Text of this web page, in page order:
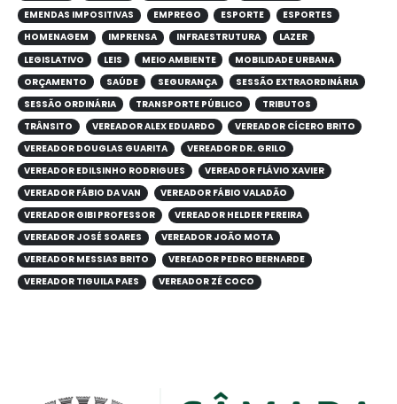
EMENDAS IMPOSITIVAS
EMPREGO ESPORTE
ESPORTES
HOMENAGEM
IMPRENSA INFRAESTRUTURA
LAZER
LEGISLATIVO
LEIS MEIO AMBIENTE
MOBILIDADE URBANA
ORÇAMENTO
SAÚDE SEGURANÇA
SESSÃO EXTRAORDINÁRIA
SESSÃO ORDINÁRIA
TRANSPORTE PÚBLICO
TRIBUTOS
TRÂNSITO
VEREADOR ALEX EDUARDO
VEREADOR CÍCERO BRITO
VEREADOR DOUGLAS GUARITA
VEREADOR DR. GRILO
VEREADOR EDILSINHO RODRIGUES
VEREADOR FLÁVIO XAVIER
VEREADOR FÁBIO DA VAN
VEREADOR FÁBIO VALADÃO
VEREADOR GIBI PROFESSOR
VEREADOR HELDER PEREIRA
VEREADOR JOSÉ SOARES
VEREADOR JOÃO MOTA
VEREADOR MESSIAS BRITO
VEREADOR PEDRO BERNARDE
VEREADOR TIGUILA PAES
VEREADOR ZÉ COCO